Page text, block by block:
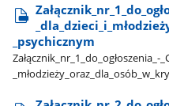
_psychicznym
Załącznik​_nr​_1​_do​_ogłoszenia​_-​